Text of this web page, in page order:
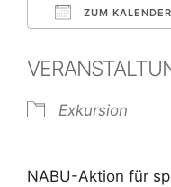
ZUM
Exkursion
NABU-Aktion für